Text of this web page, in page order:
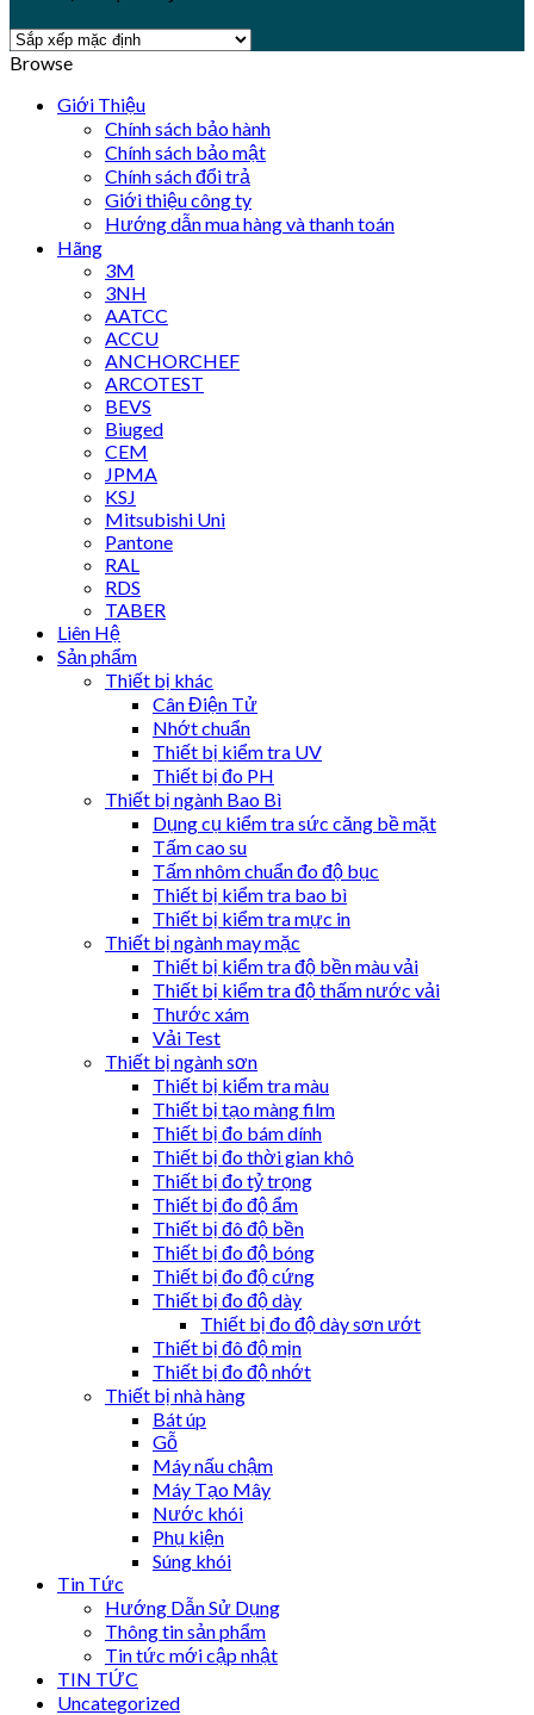
Browse
Giới Thiệu
Chính sách bảo hành
Chính sách bảo mật
Chính sách đổi trả
Giới thiệu công ty
Hướng dẫn mua hàng và thanh toán
Hãng
3M
3NH
AATCC
ACCU
ANCHORCHEF
ARCOTEST
BEVS
Biuged
CEM
JPMA
KSJ
Mitsubishi Uni
Pantone
RAL
RDS
TABER
Liên Hệ
Sản phẩm
Thiết bị khác
Cân Điện Tử
Nhớt chuẩn
Thiết bị kiểm tra UV
Thiết bị đo PH
Thiết bị ngành Bao Bì
Dụng cụ kiểm tra sức căng bề mặt
Tấm cao su
Tấm nhôm chuẩn đo độ bục
Thiết bị kiểm tra bao bì
Thiết bị kiểm tra mực in
Thiết bị ngành may mặc
Thiết bị kiểm tra độ bền màu vải
Thiết bị kiểm tra độ thấm nước vải
Thước xám
Vải Test
Thiết bị ngành sơn
Thiết bị kiểm tra màu
Thiết bị tạo màng film
Thiết bị đo bám dính
Thiết bị đo thời gian khô
Thiết bị đo tỷ trọng
Thiết bị đo độ ẩm
Thiết bị đô độ bền
Thiết bị đo độ bóng
Thiết bị đo độ cứng
Thiết bị đo độ dày
Thiết bị đo độ dày sơn ướt
Thiết bị đô độ mịn
Thiết bị đo độ nhớt
Thiết bị nhà hàng
Bát úp
Gỗ
Máy nấu chậm
Máy Tạo Mây
Nước khói
Phụ kiện
Súng khói
Tin Tức
Hướng Dẫn Sử Dụng
Thông tin sản phẩm
Tin tức mới cập nhật
TIN TỨC
Uncategorized